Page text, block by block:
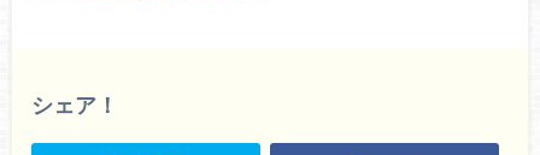
シェア！